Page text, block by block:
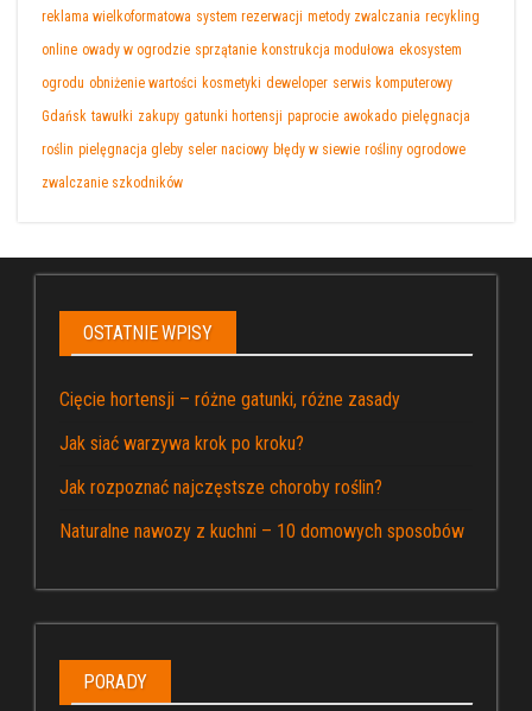
reklama wielkoformatowa system rezerwacji metody zwalczania recykling
online owady w ogrodzie sprzątanie konstrukcja modułowa ekosystem
ogrodu obniżenie wartości kosmetyki deweloper serwis komputerowy
Gdańsk tawułki zakupy gatunki hortensji paprocie awokado pielęgnacja
roślin pielęgnacja gleby seler naciowy błędy w siewie rośliny ogrodowe
zwalczanie szkodników
OSTATNIE WPISY
Cięcie hortensji – różne gatunki, różne zasady
Jak siać warzywa krok po kroku?
Jak rozpoznać najczęstsze choroby roślin?
Naturalne nawozy z kuchni – 10 domowych sposobów
PORADY